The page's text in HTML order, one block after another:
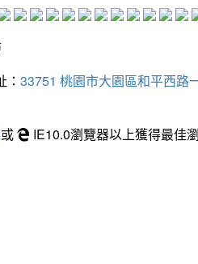
： 33751 桃園市大園區和平西路
或
IE10.0瀏覽器以上獲得最佳